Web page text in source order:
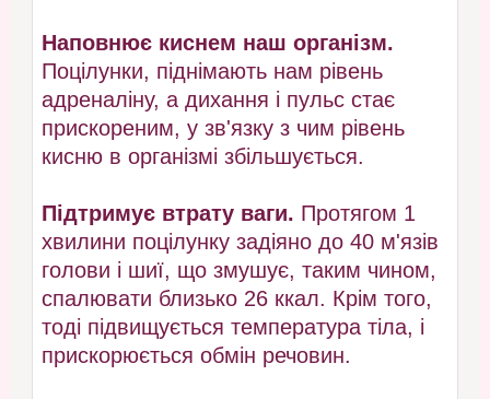
Наповнює киснем наш організм.
Поцілунки, піднімають нам рівень
адреналіну, а дихання і пульс стає
прискореним, у зв'язку з чим рівень
кисню в організмі збільшується.
Підтримує втрату ваги. Протягом 1
хвилини поцілунку задіяно до 40 м'язів
голови і шиї, що змушує, таким чином,
спалювати близько 26 ккал. Крім того,
тоді підвищується температура тіла, і
прискорюється обмін речовин.